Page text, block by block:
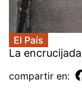
El País
La
compartir en: